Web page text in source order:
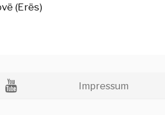
(Erës)
Impressum